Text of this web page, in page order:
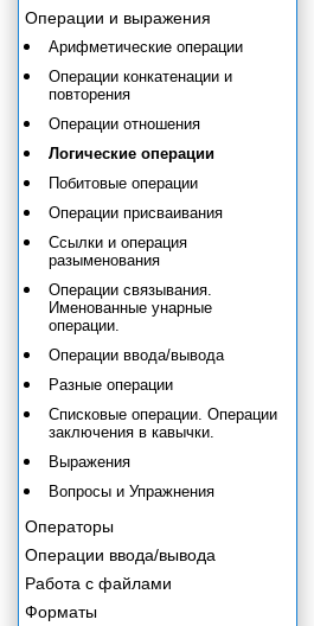
Операции и выражения
Арифметические операции
Операции конкатенации и
повторения
Операции отношения
Логические операции
Побитовые операции
Операции присваивания
Ссылки и операция
разыменования
Операции связывания.
Именованные унарные
операции.
Операции ввода/вывода
Разные операции
Списковые операции. Операции
заключения в кавычки.
Выражения
Вопросы и Упражнения
Операторы
Операции ввода/вывода
Работа с файлами
Форматы